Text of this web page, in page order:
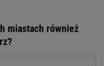
miastach również